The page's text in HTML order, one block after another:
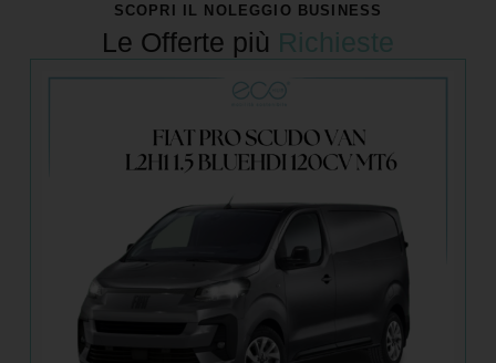
SCOPRI IL NOLEGGIO BUSINESS
Le Offerte più Richieste